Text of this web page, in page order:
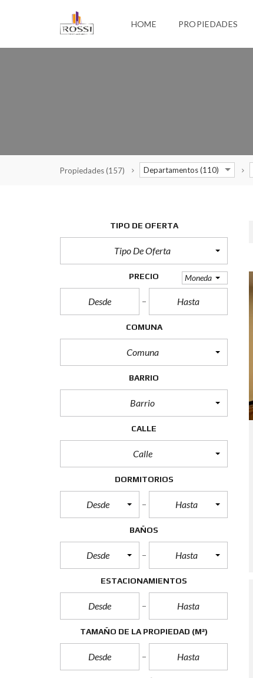
HOME PROPIEDADES
Propiedades(157) Departamentos (110)
TIPO DE OFERTA
Tipo De Oferta
PRECIO Moneda
COMUNA
Comuna
BARRIO
Barrio
CALLE
Calle
DORMITORIOS
Desde Hasta
BAÑOS
Desde Hasta
ESTACIONAMIENTOS
TAMAÑO DE LA PROPIEDAD (M²)